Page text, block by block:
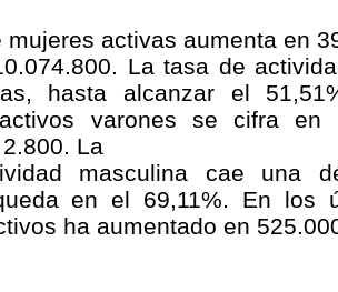
mujeres activas aumenta en
La tasa de
hasta alcanzar el
varones se cifra en
La
masculina cae una
en el 69,11%. En los
ha aumentado en